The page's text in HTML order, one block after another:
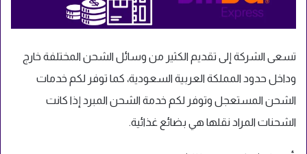
تسعى الشركة إلى تقديم الكثير من وسائل الشحن المختلفة خارج
وداخل حدود المملكة العربية السعودية، كما توفر لكم خدمات
الشحن المستعجل وتوفر لكم خدمة الشحن المبرد إذا كانت
الشحنات المراد نقلها هي بضائع غذائية.